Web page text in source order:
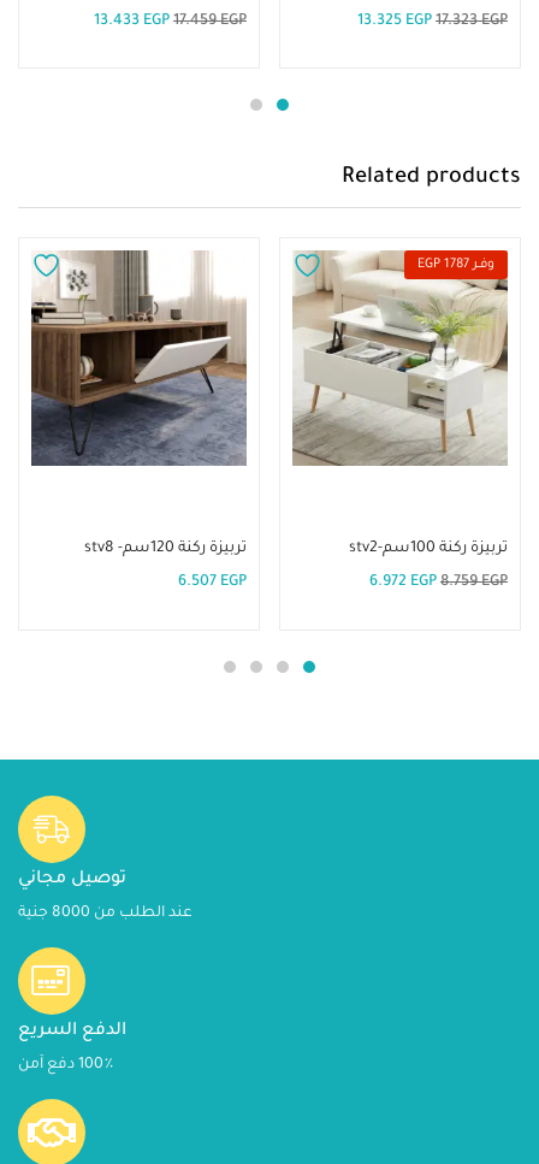
17.323EGP
13.325 EGP
17.459EGP
13.433 EGP
Related products
وفــر 1787 EGP
تربيزة ركنة 100سم-stv2
8.759EGP
6.972 EGP
تربيزة ركنة 120سم- stv8
6.507 EGP
توصيل مجاني
عند الطلب من 8000 جنية
الدفع السريع
100٪ دفع آمن